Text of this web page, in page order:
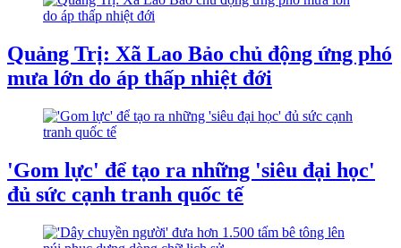
Quảng Trị: Xã Lao Bảo chủ động ứng phó
mưa lớn do áp thấp nhiệt đới
'Gom lực' để tạo ra những 'siêu đại học'
đủ sức cạnh tranh quốc tế